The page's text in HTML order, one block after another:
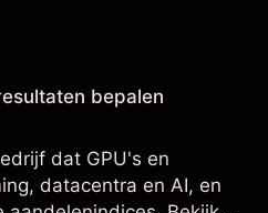
bepalen
dat GPU's en
datacentra en AI, en